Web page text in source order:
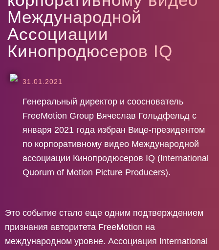
Международной
Ассоциации
Кинопродюсеров IQ
31.01.2021
Генеральный директор и сооснователь
FreeMotion Group Вячеслав Гольдфельд с
января 2021 года избран Вице-президентом
по корпоративному видео Международной
ассоциации Кинопродюсеров IQ (International
Quorum of Motion Picture Producers).
Это событие стало еще одним подтверждением
признания авторитета FreeMotion на
международном уровне. Ассоциация International